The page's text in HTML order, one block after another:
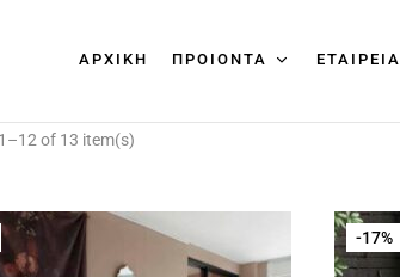
ΑΡΧΙΚΉ ΠΡΟΙΟΝΤΑ ΕΤΑΙΡΕΙΑ
of 13 item(s)
-17%